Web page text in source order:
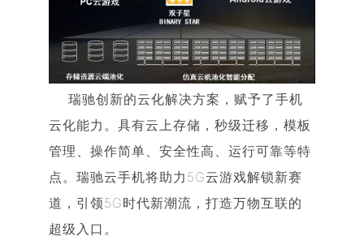
瑞驰创新的云化解决方案，赋予了手机
云化能力。具有云上存储，秒级迁移，模板
管理、操作简单、安全性高、运行可靠等特
点。瑞驰云手机将助力5G云游戏解锁新赛
道，引领5G时代新潮流，打造万物互联的
超级入口。